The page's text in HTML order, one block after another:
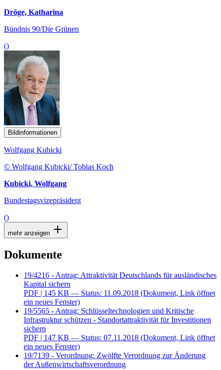
Dröge, Katharina
Bündnis 90/Die Grünen
()
Bildinformationen
Wolfgang Kubicki
© Wolfgang Kubicki/ Tobias Koch
Kubicki, Wolfgang
Bundestagsvizepräsident
()
mehr anzeigen
Dokumente
19/4216 - Antrag: Attraktivität Deutschlands für ausländisches
Kapital sichern
PDF | 145 KB — Status: 11.09.2018 (Dokument, Link öffnet
ein neues Fenster)
19/5565 - Antrag: Schlüsseltechnologien und Kritische
Infrastruktur schützen - Standortattraktivität für Investitionen
sichern
PDF | 147 KB — Status: 07.11.2018 (Dokument, Link öffnet
ein neues Fenster)
19/7139 - Verordnung: Zwölfte Verordnung zur Änderung
der Außenwirtschaftsverordnung